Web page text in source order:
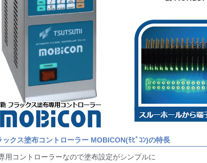
ックス塗布コントローラー MOBICON(ﾓﾋﾞｺﾝ)の特長
用コントローラーなので塗布設定がシンプルに
ト»
ツール »
ン »
特長